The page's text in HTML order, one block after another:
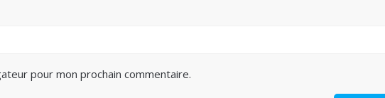
pour mon prochain commentaire.